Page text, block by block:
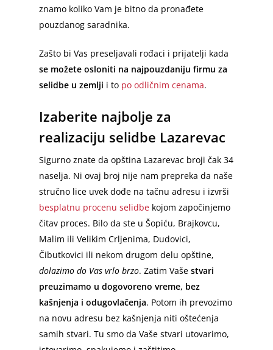
znamo koliko Vam je bitno da pronađete
pouzdanog saradnika.
Zašto bi Vas preseljavali rođaci i prijatelji kada
se možete osloniti na najpouzdaniju firmu za
selidbe u zemlji i to po odličnim cenama.
Izaberite najbolje za
realizaciju selidbe Lazarevac
Sigurno znate da opština Lazarevac broji čak 34
naselja. Ni ovaj broj nije nam prepreka da naše
stručno lice uvek dođe na tačnu adresu i izvrši
besplatnu procenu selidbe kojom započinjemo
čitav proces. Bilo da ste u Šopiću, Brajkovcu,
Malim ili Velikim Crljenima, Dudovici,
Čibutkovici ili nekom drugom delu opštine,
dolazimo do Vas vrlo brzo. Zatim Vašestvari
preuzimamo u dogovoreno vreme, bez
kašnjenja i odugovlačenja. Potom ih prevozimo
na novu adresu bez kašnjenja niti oštećenja
samih stvari. Tu smo da Vaše stvari utovarimo,